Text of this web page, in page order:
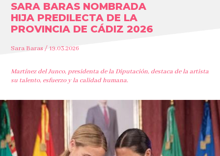
SARA BARAS NOMBRADA
HIJA PREDILECTA DE LA
PROVINCIA DE CÁDIZ 2026
Sara Baras / 19.03.2026
Martínez del Junco, presidenta de la Diputación, destaca de la artista
su talento, esfuerzo y la calidad humana.